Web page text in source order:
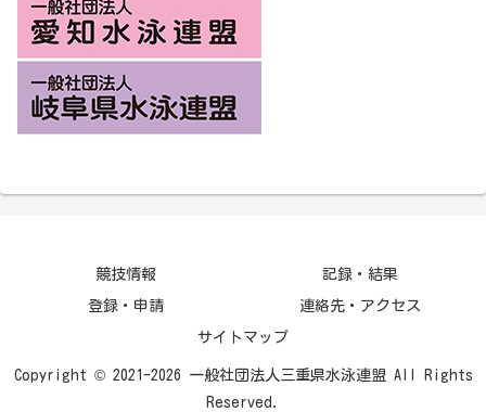
競技情報 記録・結果
登録・申請 連絡先・アクセス
サイトマップ
Copyright © 2021-2026 一般社団法人三重県水泳連盟 All Rights
Reserved.